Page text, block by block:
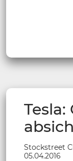
Stockstreet
05.04.2016